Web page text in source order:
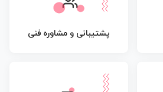
پشتیبانی و مشاوره فنی